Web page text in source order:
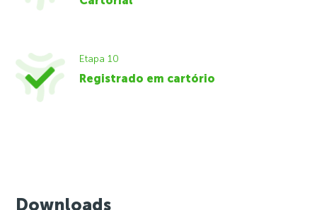
Etapa 10
Registrado em cartório
Downloads